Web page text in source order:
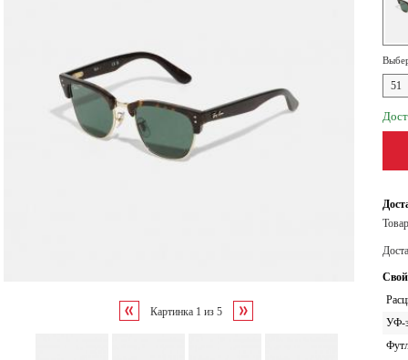
Картинка 1 из 5
51
УФ-